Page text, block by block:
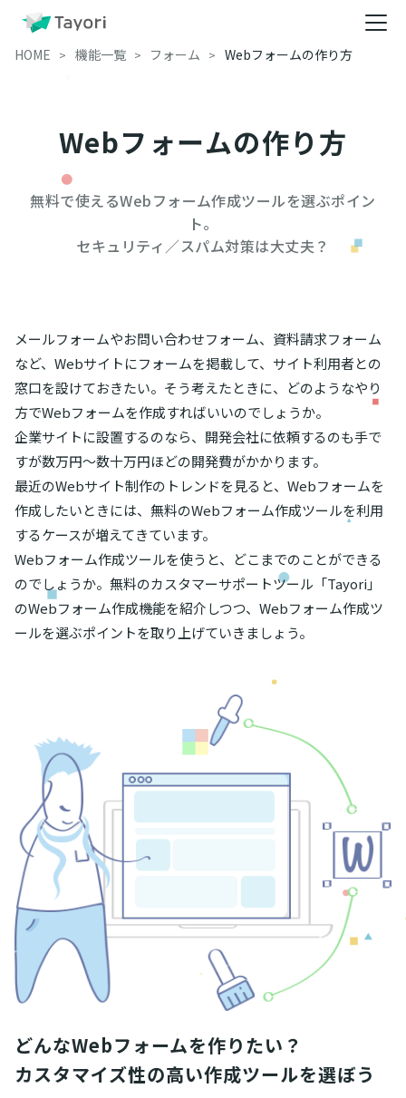
HOME 機能一覧 フォーム Webフォームの作り方
Webフォームの作り方
無料で使えるWebフォーム作成ツールを選ぶポイン
ト。
セキュリティ／スパム対策は大丈夫？
メールフォームやお問い合わせフォーム、資料請求フォーム
など、Webサイトにフォームを掲載して、サイト利用者との
窓口を設けておきたい――。そう考えたときに、どのようなやり
方でWebフォームを作成すればいいのでしょうか。
企業サイトに設置するのなら、開発会社に依頼するのも手で
すが数万円～数十万円ほどの開発費がかかります。
最近のWebサイト制作のトレンドを見ると、Webフォームを
作成したいときには、無料のWebフォーム作成ツールを利用
するケースが増えてきています。
Webフォーム作成ツールを使うと、どこまでのことができる
のでしょうか。無料のカスタマーサポートツール「Tayori」
のWebフォーム作成機能を紹介しつつ、Webフォーム作成ツ
ールを選ぶポイントを取り上げていきましょう。
どんなWebフォームを作りたい？
カスタマイズ性の高い作成ツールを選ぼう